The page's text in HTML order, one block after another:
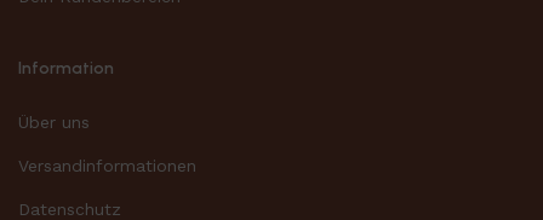
Information
Über uns
Versandinformationen
Datenschutz